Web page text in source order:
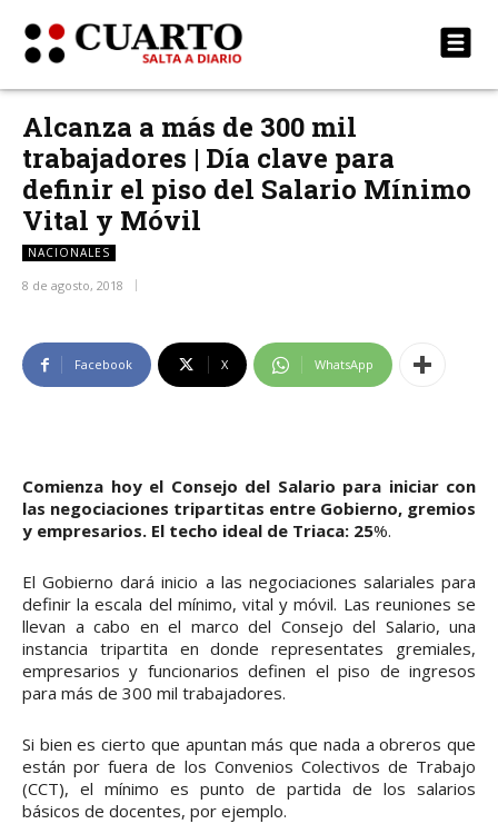
Alcanza a más de 300 mil
trabajadores | Día clave para
definir el piso del Salario Mínimo
Vital y Móvil
NACIONALES
8 de agosto, 2018
Facebook X WhatsApp
Comienza hoy el Consejo del Salario para iniciar con
las negociaciones tripartitas entre Gobierno, gremios
y empresarios. El techo ideal de Triaca: 25%.
El Gobierno dará inicio a las negociaciones salariales para
definir la escala del mínimo, vital y móvil. Las reuniones se
llevan a cabo en el marco del Consejo del Salario, una
instancia tripartita en donde representates gremiales,
empresarios y funcionarios definen el piso de ingresos
para más de 300 mil trabajadores.
Si bien es cierto que apuntan más que nada a obreros que
están por fuera de los Convenios Colectivos de Trabajo
(CCT), el mínimo es punto de partida de los salarios
básicos de docentes, por ejemplo.